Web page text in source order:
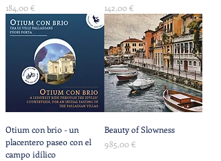
Precio
184,00 €
Precio
142,00 €
Otium con brio - un
placentero paseo con el
campo idílico
Beauty of Slowness
Precio
985,00 €